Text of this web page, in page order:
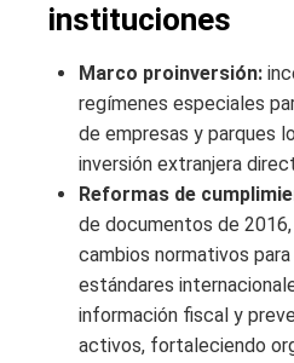
instituciones
Marco proinversión:
regímenes especiales
de empresas y parques
inversión extranjera
Reformas de
de documentos de 2016,
cambios normativos
estándares
información fiscal y
activos, fortaleciendo